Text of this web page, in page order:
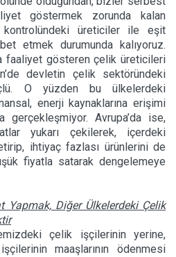
göstermek zorunda kalan
üreticiler ile eşit
etmek durumunda kalıyoruz.
faaliyet gösteren çelik üreticileri
devletin çelik sektöründeki
O yüzden bu ülkelerdeki
enerji kaynaklarına erişimi
Avrupa’da ise,
yukarı çekilerek, içerdeki
ihtiyaç fazlası ürünlerini de
fiyatla satarak dengelemeye
Yapmak, Diğer Ülkelerdeki Çelik
çelik işçilerinin yerine,
maaşlarının ödenmesi